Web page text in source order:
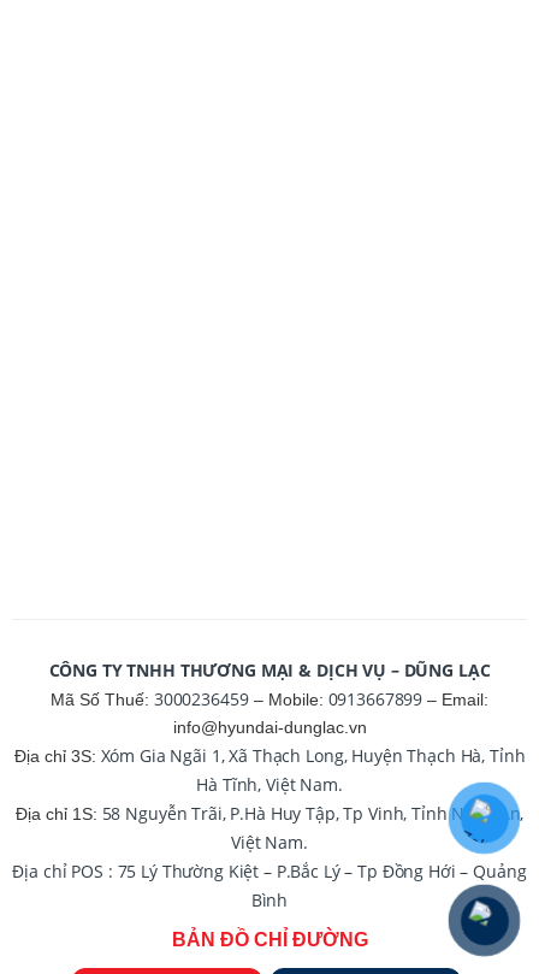
CÔNG TY TNHH THƯƠNG MẠI & DỊCH VỤ – DŨNG LẠC
Mã Số Thuế: 3000236459– Mobile: 0913667899 – Email:
info@hyundai-dunglac.vn
Địa chỉ 3S: Xóm Gia Ngãi 1, Xã Thạch Long, Huyện Thạch Hà, Tỉnh
Hà Tĩnh, Việt Nam.
Địa chỉ 1S: 58 Nguyễn Trãi, P.Hà Huy Tập, Tp Vinh, Tỉnh Nghệ An,
Việt Nam.
Địa chỉ POS : 75 Lý Thường Kiệt – P.Bắc Lý – Tp Đồng Hới – Quảng
Bình
BẢN ĐỒ CHỈ ĐƯỜNG